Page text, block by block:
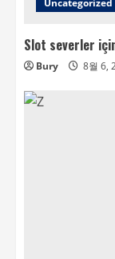
Slot severler
Bury 8월 6,